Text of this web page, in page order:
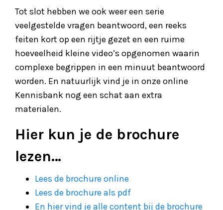
Tot slot hebben we ook weer een serie
veelgestelde vragen beantwoord, een reeks
feiten kort op een rijtje gezet en een ruime
hoeveelheid kleine video’s opgenomen waarin
complexe begrippen in een minuut beantwoord
worden. En natuurlijk vind je in onze online
Kennisbank nog een schat aan extra
materialen.
Hier kun je de brochure
lezen…
Lees de brochure online
Lees de brochure als pdf
En hier vind je alle content bij de brochure